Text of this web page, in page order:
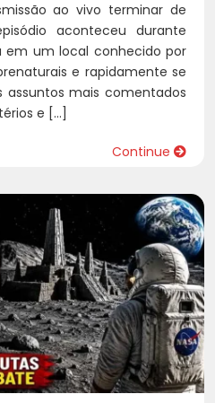
ao vivo terminar de
aconteceu durante
em um local conhecido por
e rapidamente se
mais comentados
e […]
Continue